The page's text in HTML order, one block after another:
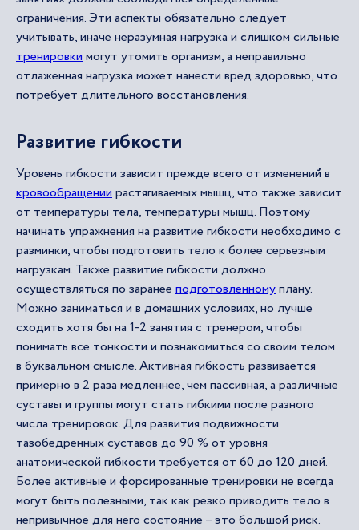
ограничения. Эти аспекты обязательно следует
учитывать, иначе неразумная нагрузка и слишком сильные
тренировкимогут утомить организм, а неправильно
отлаженная нагрузка может нанести вред здоровью, что
потребует длительного восстановления.
Развитие гибкости
Уровень гибкости зависит прежде всего от изменений в
кровообращениирастягиваемых мышц, что также зависит
от температуры тела, температуры мышц. Поэтому
начинать упражнения на развитие гибкости необходимо с
разминки, чтобы подготовить тело к более серьезным
нагрузкам. Также развитие гибкости должно
осуществляться по заранее подготовленномуплану.
Можно заниматься и в домашних условиях, но лучше
сходить хотя бы на 1-2 занятия с тренером, чтобы
понимать все тонкости и познакомиться со своим телом
в буквальном смысле. Активная гибкость развивается
примерно в 2 раза медленнее, чем пассивная, а различные
суставы и группы могут стать гибкими после разного
числа тренировок. Для развития подвижности
тазобедренных суставов до 90 % от уровня
анатомической гибкости требуется от 60 до 120 дней.
Более активные и форсированные тренировки не всегда
могут быть полезными, так как резко приводить тело в
непривычное для него состояние – это большой риск.